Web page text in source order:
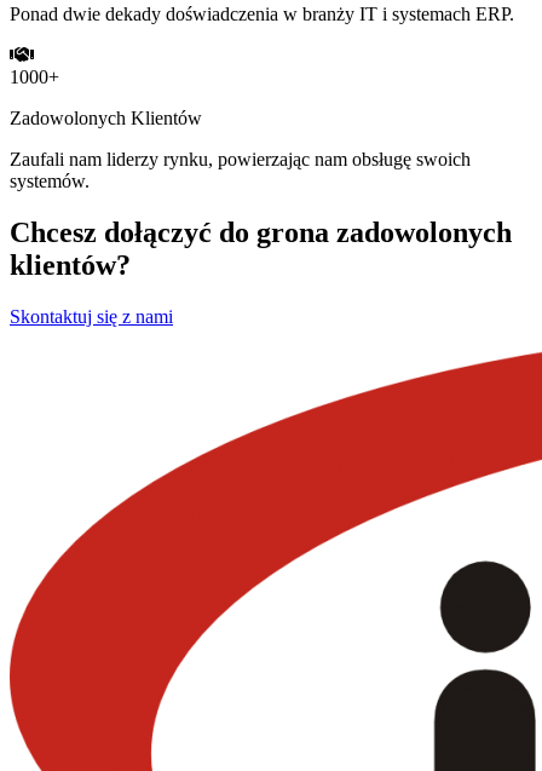
Ponad dwie dekady doświadczenia w branży IT i systemach ERP.
1000+
Zadowolonych Klientów
Zaufali nam liderzy rynku, powierzając nam obsługę swoich
systemów.
Chcesz dołączyć do grona zadowolonych
klientów?
Skontaktuj się z nami